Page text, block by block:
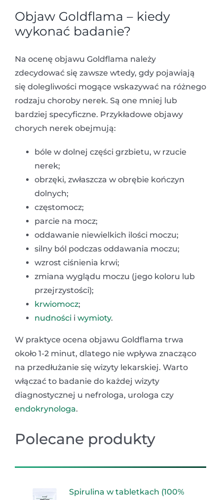
Objaw Goldflama – kiedy
wykonać badanie?
Na ocenę objawu Goldflama należy
zdecydować się zawsze wtedy, gdy pojawiają
się dolegliwości mogące wskazywać na różnego
rodzaju choroby nerek. Są one mniej lub
bardziej specyficzne. Przykładowe objawy
chorych nerek obejmują:
bóle w dolnej części grzbietu, w rzucie
nerek;
obrzęki, zwłaszcza w obrębie kończyn
dolnych;
częstomocz;
parcie na mocz;
oddawanie niewielkich ilości moczu;
silny ból podczas oddawania moczu;
wzrost ciśnienia krwi;
zmiana wyglądu moczu (jego koloru lub
przejrzystości);
krwiomocz;
nudności i wymioty.
W praktyce ocena objawu Goldflama trwa
około 1-2 minut, dlatego nie wpływa znacząco
na przedłużanie się wizyty lekarskiej. Warto
włączać to badanie do każdej wizyty
diagnostycznej u nefrologa, urologa czy
endokrynologa.
Polecane produkty
Spirulina w tabletkach (100%